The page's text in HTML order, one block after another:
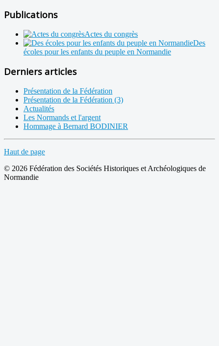
Publications
Actes du congrès
Des
écoles pour les enfants du peuple en Normandie
Derniers articles
Présentation de la Fédération
Présentation de la Fédération (3)
Actualités
Les Normands et l'argent
Hommage à Bernard BODINIER
Haut de page
© 2026 Fédération des Sociétés Historiques et Archéologiques de
Normandie